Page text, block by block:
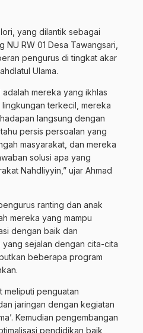
yang dilantik sebagai
NU RW 01 Desa Tawangsari,
pengurus di tingkat akar
Ulama.
adalah mereka yang ikhlas
terkecil, mereka
langsung dengan
persis persoalan yang
masyarakat, dan mereka
solusi apa yang
Nahdliyyin,” ujar Ahmad
ranting dan anak
mereka yang mampu
dengan baik dan
sejalan dengan cita-cita
beberapa program
meliputi penguatan
jaringan dengan kegiatan
Kemudian pengembangan
pendidikan baik